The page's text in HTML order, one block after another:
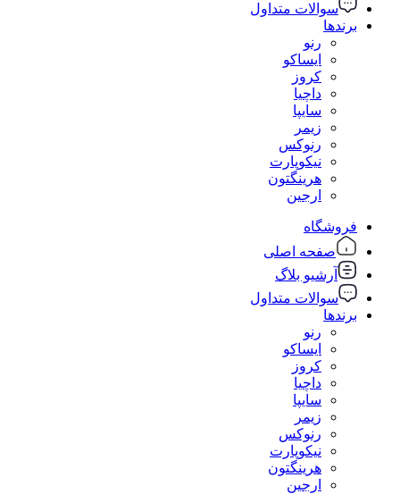
سوالات متداول
برندها
رنو
ایساکو
کروز
داچیا
سایپا
زیمر
رنوکس
نیکوپارت
هرینگتون
ارجین
فروشگاه
صفحه اصلی
آرشیو بلاگ
سوالات متداول
برندها
رنو
ایساکو
کروز
داچیا
سایپا
زیمر
رنوکس
نیکوپارت
هرینگتون
ارجین